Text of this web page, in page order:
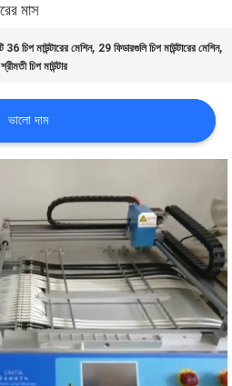
মাস
36 চিপ মাউন্টারের মেশিন, 29 ফিডারগুলি চিপ মাউন্টারের মেশিন,
চিপ মাউন্টার
ভালো দাম